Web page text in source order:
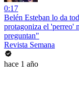
0:17
Belén Esteban lo da
protagoniza el 'perreo'
preguntan"
Revista Semana
hace 1 año